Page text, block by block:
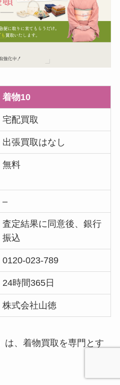
着物10
宅配買取
出張買取はなし
無料
–
査定結果に同意後、銀行
振込
0120-023-789
24時間365日
株式会社山徳
は、着物買取を専門とす